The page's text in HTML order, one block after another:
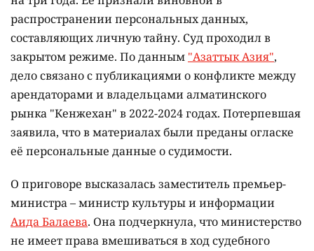
распространении персональных данных,
составляющих личную тайну. Суд проходил в
закрытом режиме. По данным "Азаттык Азия",
дело связано с публикациями о конфликте между
арендаторами и владельцами алматинского
рынка "Кенжехан" в 2022-2024 годах. Потерпевшая
заявила, что в материалах были преданы огласке
её персональные данные о судимости.
О приговоре высказалась заместитель премьер-
министра – министр культуры и информации
Аида Балаева. Она подчеркнула, что министерство
не имеет права вмешиваться в ход судебного